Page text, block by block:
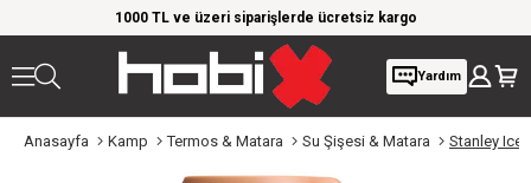
1000 TL ve üzeri siparişlerde ücretsiz kargo
Yardım
Anasayfa Kamp Termos & Matara Su Şişesi & Matara